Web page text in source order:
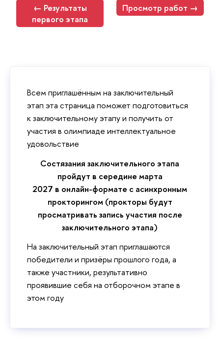
← Результаты
первого этапа
Просмотр работ →
Всем приглашённым на заключительный
этап эта страница поможет подготовиться
к заключительному этапу и получить от
участия в олимпиаде интеллектуальное
удовольствие
Состязания заключительного этапа
пройдут в середине марта
2027 в онлайн-формате с асинхронным
прокторингом (прокторы будут
просматривать запись участия после
заключительного этапа)
На заключительный этап приглашаются
победители и призёры прошлого года, а
также участники, результативно
проявившие себя на отборочном этапе в
этом году